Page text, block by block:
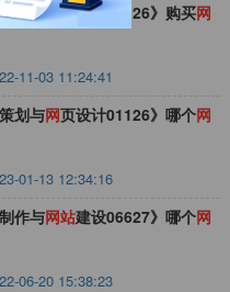
划与网页设计01126》购买网
11-03 11:24:41
划与网页设计01126》哪个网
01-13 12:34:16
作与网站建设06627》哪个网
06-20 15:38:23